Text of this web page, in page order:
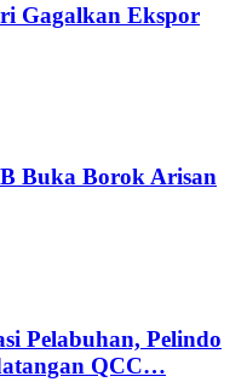
Gagalkan Ekspor
Buka Borok Arisan
Pelabuhan, Pelindo
QCC…